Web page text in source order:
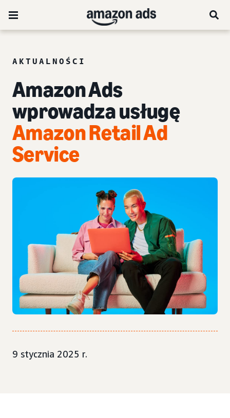
AKTUALNOŚCI
Amazon Ads
wprowadza usługę
Amazon Retail Ad
Service
9 stycznia 2025 r.